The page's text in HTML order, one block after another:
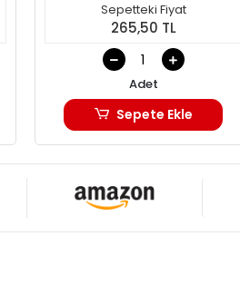
Sepetteki Fiyat
265,50 TL
Adet
Sepete Ekle